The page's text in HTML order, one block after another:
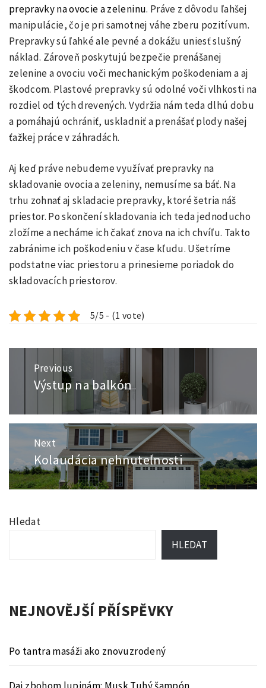
prepravky na ovocie a zeleninu. Práve z dôvodu ľahšej
manipulácie, čo je pri samotnej váhe zberu pozitívum.
Prepravky sú ľahké ale pevné a dokážu uniesť slušný
náklad. Zároveň poskytujú bezpečie prenášanej
zelenine a ovociu voči mechanickým poškodeniam a aj
škodcom. Plastové prepravky sú odolné voči vlhkosti na
rozdiel od tých drevených. Vydržia nám teda dlhú dobu
a pomáhajú ochrániť, uskladniť a prenášať plody našej
ťažkej práce v záhradách.
Aj keď práve nebudeme využívať prepravky na
skladovanie ovocia a zeleniny, nemusíme sa báť. Na
trhu zohnať aj skladacie prepravky, ktoré šetria náš
priestor. Po skončení skladovania ich teda jednoducho
zložíme a necháme ich čakať znova na ich chvíľu. Takto
zabránime ich poškodeniu v čase kľudu. Ušetríme
podstatne viac priestoru a prinesieme poriadok do
skladovacích priestorov.
5/5 - (1 vote)
Navigace
příspěvek
Previous
Previous
Výstup na balkón
Next
Next
post:
Kolaudácia nehnuteľnosti
Hledat
HLEDAT
NEJNOVĚJŠÍ PŘÍSPĚVKY
Po tantra masáži ako znovuzrodený